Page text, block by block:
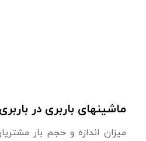
ماشینهای باربری در
میزان اندازه و حجم بار